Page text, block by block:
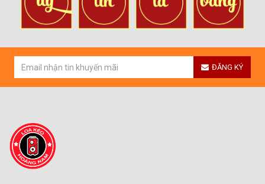
ĐĂNG KÝ